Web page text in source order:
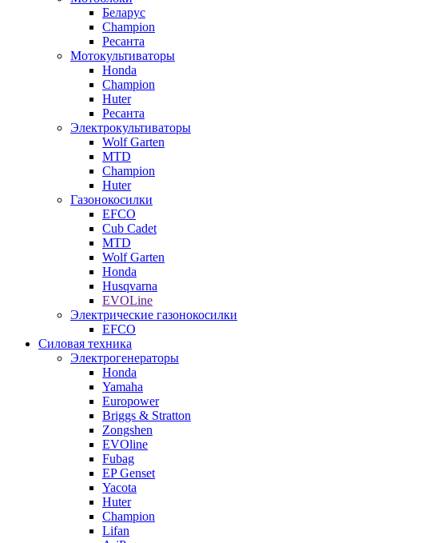
Беларус
Champion
Ресанта
Мотокультиваторы
Honda
Champion
Huter
Ресанта
Электрокультиваторы
Wolf Garten
MTD
Champion
Huter
Газонокосилки
EFCO
Cub Cadet
MTD
Wolf Garten
Honda
Husqvarna
EVOLine
Электрические газонокосилки
EFCO
Силовая техника
Электрогенераторы
Honda
Yamaha
Europower
Briggs & Stratton
Zongshen
EVOline
Fubag
EP Genset
Yacota
Huter
Champion
Lifan